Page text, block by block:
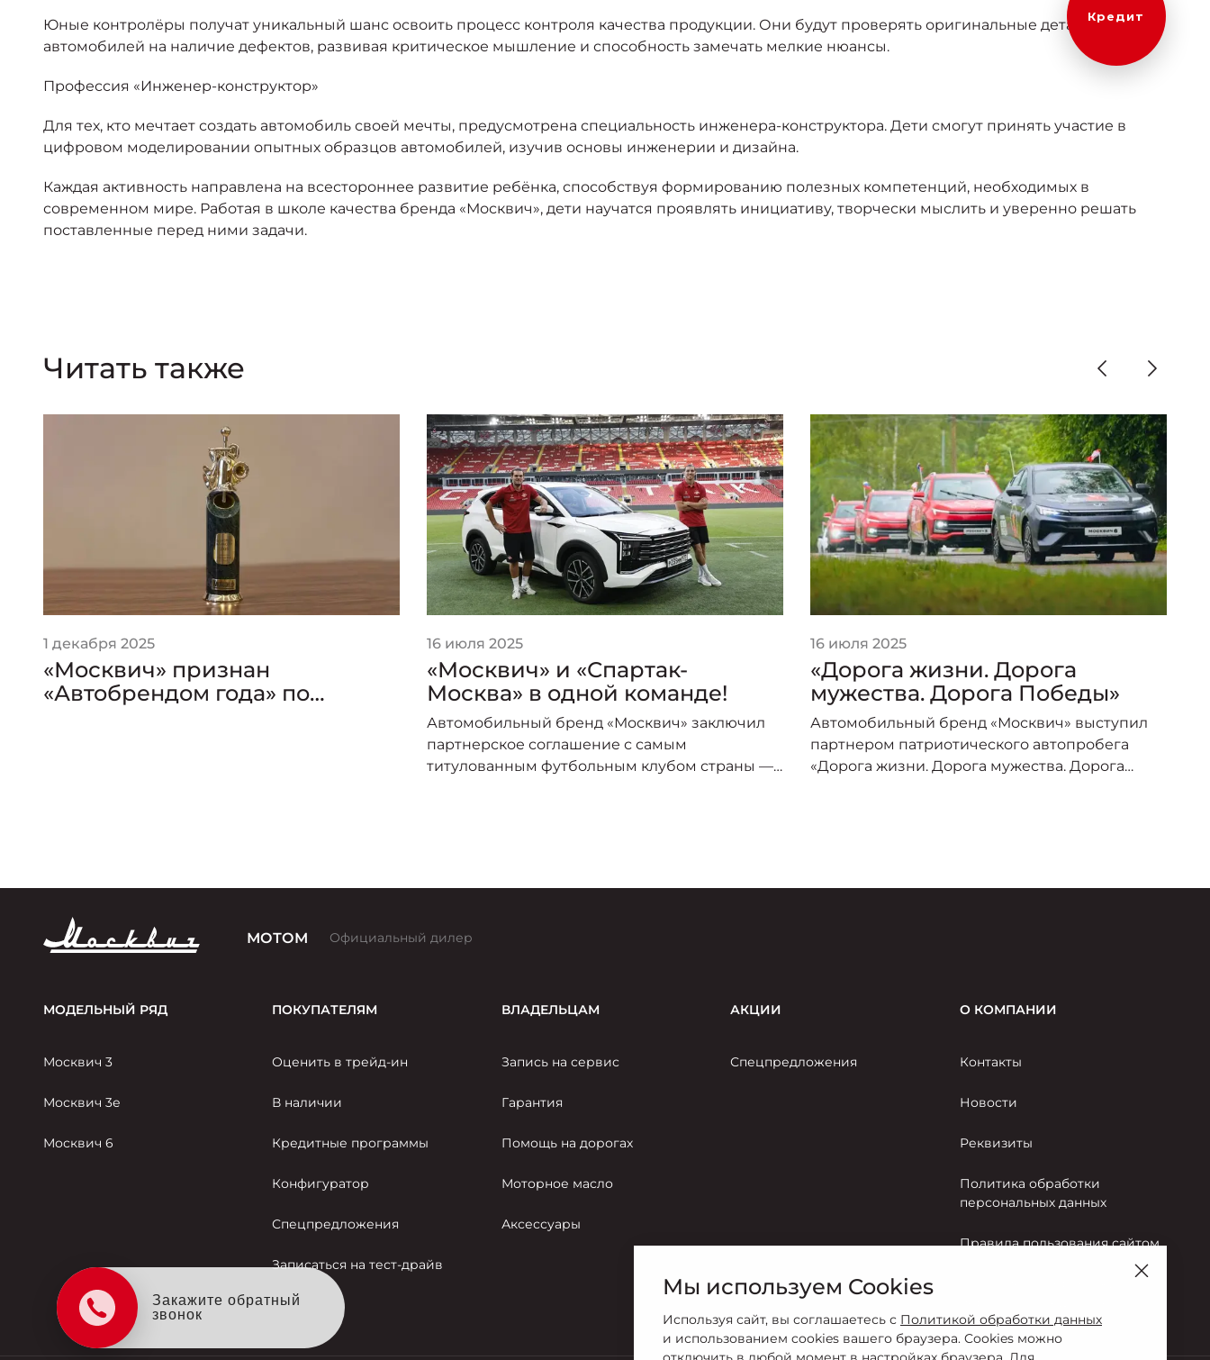
Юные контролёры получат уникальный шанс освоить процесс контроля качества продукции. Они будут проверять оригинальные детали
автомобилей на наличие дефектов, развивая критическое мышление и способность замечать мелкие нюансы.
Профессия «Инженер-конструктор»
Для тех, кто мечтает создать автомобиль своей мечты, предусмотрена специальность инженера-конструктора. Дети смогут принять участие в
цифровом моделировании опытных образцов автомобилей, изучив основы инженерии и дизайна.
Каждая активность направлена на всестороннее развитие ребёнка, способствуя формированию полезных компетенций, необходимых в
современном мире. Работая в школе качества бренда «Москвич», дети научатся проявлять инициативу, творчески мыслить и уверенно решать
поставленные перед ними задачи.
Читать также
1 декабря 2025
«Москвич» признан
«Автобрендом года» по
16 июля 2025
«Москвич» и «Спартак-
Москва» в одной команде!
Автомобильный бренд «Москвич» заключил
партнерское соглашение с самым
титулованным футбольным клубом страны —
16 июля 2025
«Дорога жизни. Дорога
мужества. Дорога Победы»
Автомобильный бренд «Москвич» выступил
партнером патриотического автопробега
«Дорога жизни. Дорога мужества. Дорога
МОТОМ Официальный дилер
МОДЕЛЬНЫЙ РЯД
Москвич 3
Москвич 3е
Москвич 6
ПОКУПАТЕЛЯМ
Оценить в трейд-ин
В наличии
Кредитные программы
Конфигуратор
Спецпредложения
Записаться на тест-драйв
ВЛАДЕЛЬЦАМ
Запись на сервис
Гарантия
Помощь на дорогах
Моторное масло
Аксессуары
АКЦИИ
Спецпредложения
О КОМПАНИИ
Контакты
Новости
Реквизиты
Политика обработки
персональных данных
Правила пользования сайтом
Мы используем Cookies
Используя сайт, вы соглашаетесь с Политикой обработки данных
и использованием cookies вашего браузера. Cookies можно
Кредит
Закажите обратный
звонок